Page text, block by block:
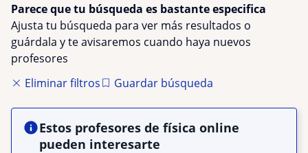
Parece que tu búsqueda es bastante especifica
Ajusta tu búsqueda para ver más resultados o
guárdala y te avisaremos cuando haya nuevos
profesores
Eliminar filtros
Guardar búsqueda
Estos profesores de física online
pueden interesarte